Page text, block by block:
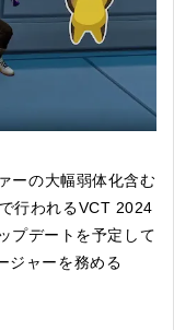
ーの大幅弱体化含む
行われるVCT 2024
プデートを予定して
ジャーを務める